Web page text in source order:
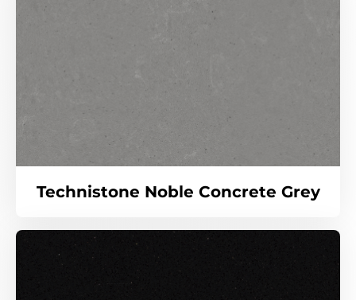
Technistone Noble Concrete Grey